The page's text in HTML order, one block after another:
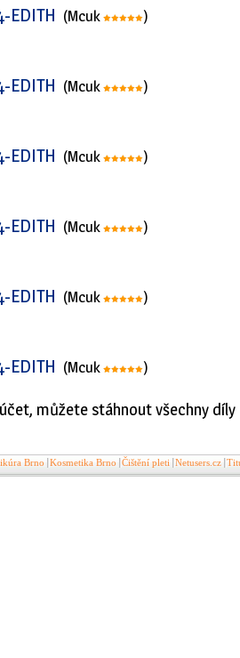
EDITH (Mcuk )
EDITH (Mcuk )
EDITH (Mcuk )
EDITH (Mcuk )
EDITH (Mcuk )
EDITH (Mcuk )
můžete stáhnout všechny díly
Brno Kosmetika Brno Čištění pleti Netusers.cz